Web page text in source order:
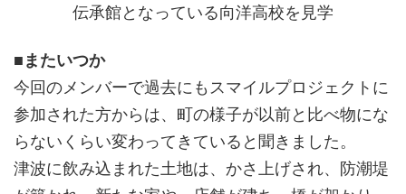
伝承館となっている向洋高校を見学
■またいつか
今回のメンバーで過去にもスマイルプロジェクトに
参加された方からは、町の様子が以前と比べ物にな
らないくらい変わってきていると聞きました。
津波に飲み込まれた土地は、かさ上げされ、防潮堤